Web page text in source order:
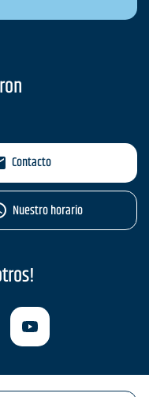
Contacto
Nuestro horario